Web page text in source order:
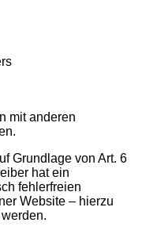
mit anderen
Grundlage von Art. 6
hat ein
fehlerfreien
Website – hierzu